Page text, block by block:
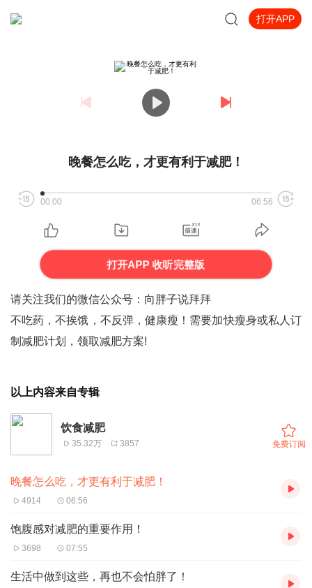
打开APP
晚餐怎么吃，才更有利于减肥！
00:00 06:56
打开APP 收听完整版
请关注我们的微信公众号：向胖子说拜拜
不吃药，不挨饿，不反弹，健康瘦！需要加快瘦身或私人订
制减肥计划，领取减肥方案!
以上内容来自专辑
饮食减肥
35.32万 3857 免费订阅
晚餐怎么吃，才更有利于减肥！
4914 06:56
饱腹感对减肥的重要作用！
3698 07:55
生活中做到这些，再也不会怕胖了！